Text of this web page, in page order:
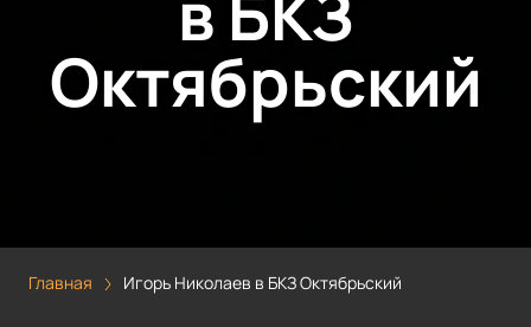
Октябрьский
Главная Игорь Николаев в БКЗ Октябрьский